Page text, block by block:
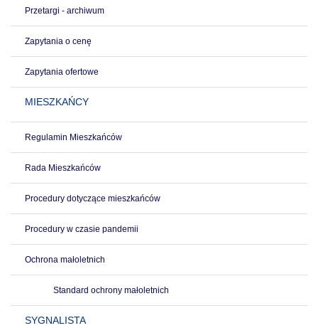
Przetargi - archiwum
Zapytania o cenę
Zapytania ofertowe
MIESZKAŃCY
Regulamin Mieszkańców
Rada Mieszkańców
Procedury dotyczące mieszkańców
Procedury w czasie pandemii
Ochrona małoletnich
Standard ochrony małoletnich
SYGNALISTA